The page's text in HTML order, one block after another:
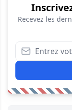
Recevez les